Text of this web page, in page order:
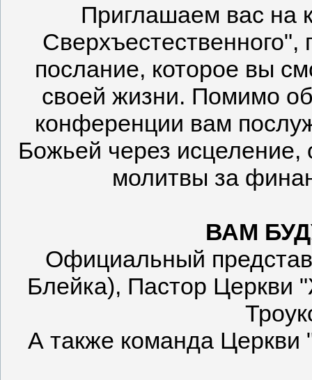
Приглашаем вас на
послание, которое вы
своей жизни. Помимо
конференции вам
Божьей через исцеление,
молитвы за
ВАМ
Официальный
Блейка), Пастор Церкви
А также команда Церкви